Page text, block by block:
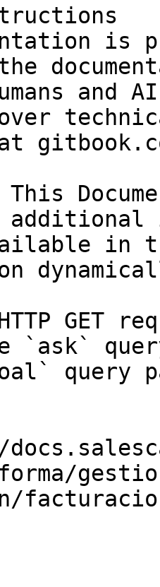
is
and
over
in
GET
`ask`
query